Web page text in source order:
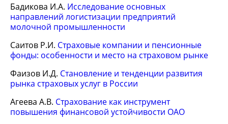
Бадикова И.А. Исследование основных
направлений логистизации предприятий
молочной промышленности
Саитов Р.И. Страховые компании и пенсионные
фонды: особенности и место на страховом рынке
Фаизов И.Д. Становление и тенденции развития
рынка страховых услуг в России
Агеева А.В. Страхование как инструмент
повышения финансовой устойчивости ОАО